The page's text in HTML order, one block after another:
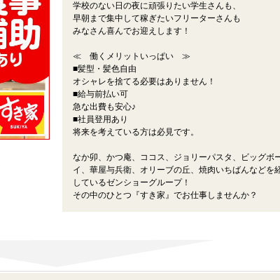
学校のない日の夜に頑張りたい学生さんも、
早朝まで集中して稼ぎたいフリーターさんも
みなさん喜んでお迎えします！
≪ 働くメリットいっぱい ≫
■髪型・髪色自由
オシャレを捨てる必要はありません！
■給与前払い可
急な出費も安心♪
■社員登用あり
将来を考えている方は必見です。
なか卯、かつ庵、ココス、ジョリーパスタ、ビッグボ
イ、華屋与兵衛、オリーブの丘、焼肉いちばんなどを
しているゼンショーグループ！
その中のひとつ『すき家』でお仕事しませんか？